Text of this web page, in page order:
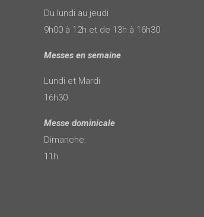
Du lundi au jeudi
9h00 à 12h et de 13h à 16h30
Messes en semaine
Lundi et Mardi
16h30
Messe dominicale
Dimanche:
11h